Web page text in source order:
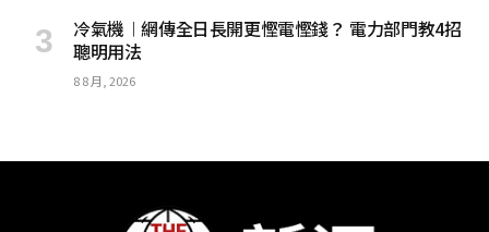
冷氣機︱網傳全日長開更慳電慳錢？ 電力部門教4招
聰明用法
8 8 月, 2026